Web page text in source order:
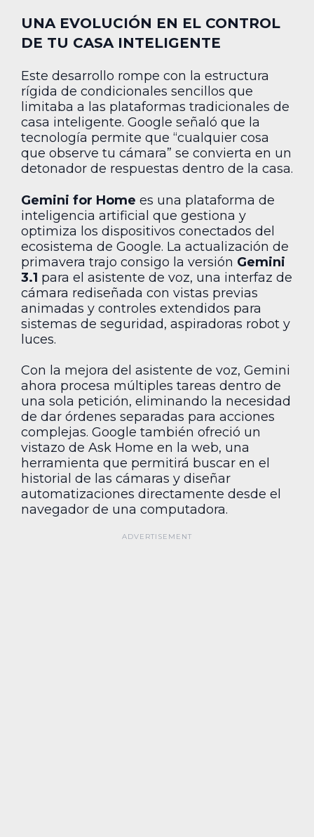
UNA EVOLUCIÓN EN EL CONTROL
DE TU CASA INTELIGENTE
Este desarrollo rompe con la estructura
rígida de condicionales sencillos que
limitaba a las plataformas tradicionales de
casa inteligente. Google señaló que la
tecnología permite que “cualquier cosa
que observe tu cámara” se convierta en un
detonador de respuestas dentro de la casa.
Gemini for Home es una plataforma de
inteligencia artificial que gestiona y
optimiza los dispositivos conectados del
ecosistema de Google. La actualización de
primavera trajo consigo la versión Gemini
3.1 para el asistente de voz, una interfaz de
cámara rediseñada con vistas previas
animadas y controles extendidos para
sistemas de seguridad, aspiradoras robot y
luces.
Con la mejora del asistente de voz, Gemini
ahora procesa múltiples tareas dentro de
una sola petición, eliminando la necesidad
de dar órdenes separadas para acciones
complejas. Google también ofreció un
vistazo de Ask Home en la web, una
herramienta que permitirá buscar en el
historial de las cámaras y diseñar
automatizaciones directamente desde el
navegador de una computadora.